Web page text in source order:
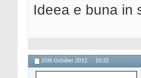
Ideea e buna in
25th October 2012, 10:32